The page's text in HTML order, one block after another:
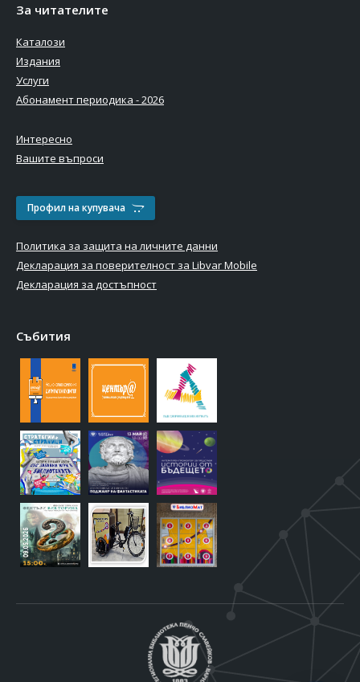
За читателите
Каталози
Издания
Услуги
Абонамент периодика - 2026
Интересно
Вашите въпроси
Профил на купувача
Политика за защита на личните данни
Декларация за поверителност за Libvar Mobile
Декларация за достъпност
Събития